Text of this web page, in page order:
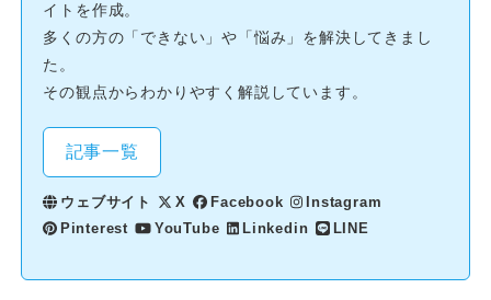
イトを作成。
多くの方の「できない」や「悩み」を解決してきまし
た。
その観点からわかりやすく解説しています。
記事一覧
ウェブサイト X Facebook
Instagram
Pinterest
YouTube Linkedin LINE